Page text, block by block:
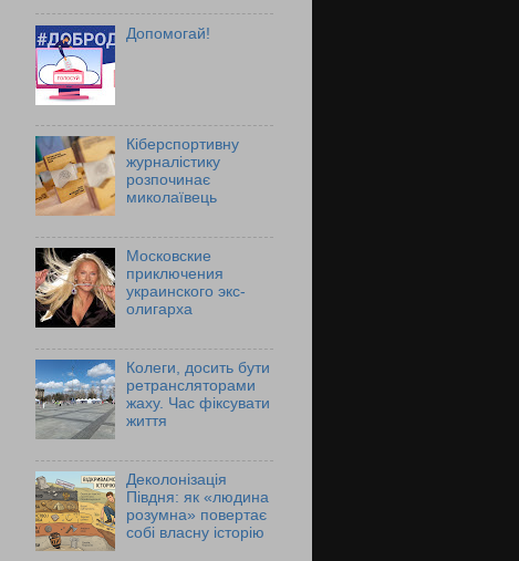
Допомогай!
Кіберспортивну
журналістику
розпочинає
миколаївець
Московские
приключения
украинского экс-
олигарха
Колеги, досить бути
ретрансляторами
жаху. Час фіксувати
життя
Деколонізація
Півдня: як «людина
розумна» повертає
собі власну історію